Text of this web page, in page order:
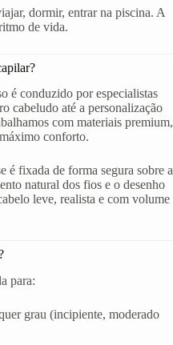
dormir, entrar na piscina. A
de vida.
é conduzido por especialistas
cabeludo até a personalização
com materiais premium,
conforto.
é fixada de forma segura sobre a
natural dos fios e o desenho
leve, realista e com volume
para:
grau (incipiente, moderado